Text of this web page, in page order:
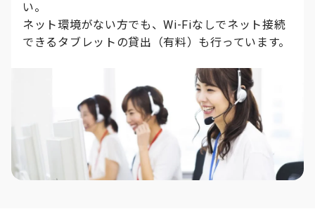
い。
ネット環境がない方でも、Wi-Fiなしでネット接続
できるタブレットの貸出（有料）も行っています。